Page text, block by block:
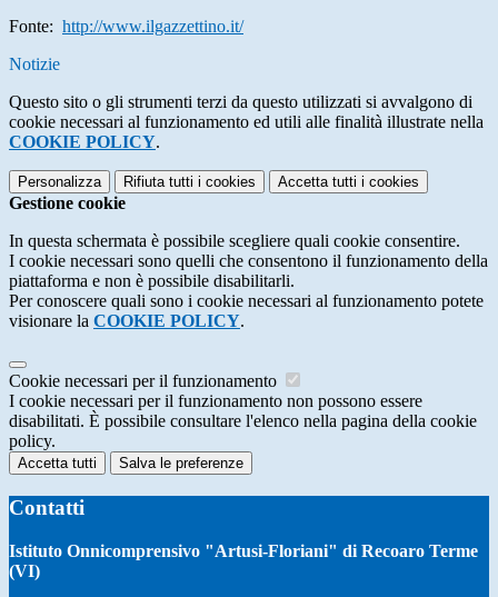
Fonte: http://www.ilgazzettino.it/
Notizie
Questo sito o gli strumenti terzi da questo utilizzati si avvalgono di
cookie necessari al funzionamento ed utili alle finalità illustrate nella
COOKIE POLICY.
Personalizza Rifiuta tutti i cookies Accetta tutti i cookies
Gestione cookie
In questa schermata è possibile scegliere quali cookie consentire.
I cookie necessari sono quelli che consentono il funzionamento della
piattaforma e non è possibile disabilitarli.
Per conoscere quali sono i cookie necessari al funzionamento potete
visionare la COOKIE POLICY.
Cookie necessari per il funzionamento
I cookie necessari per il funzionamento non possono essere
disabilitati. È possibile consultare l'elenco nella pagina della cookie
policy.
Accetta tutti Salva le preferenze
Contatti
Istituto Onnicomprensivo "Artusi-Floriani" di Recoaro Terme
(VI)